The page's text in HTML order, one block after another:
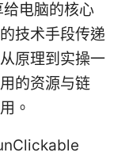
电脑的核心
技术手段传递
原理到实操一
的资源与链
。